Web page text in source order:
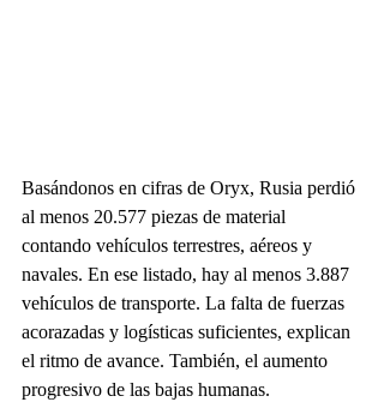
Basándonos en cifras de Oryx, Rusia perdió
al menos 20.577 piezas de material
contando vehículos terrestres, aéreos y
navales. En ese listado, hay al menos 3.887
vehículos de transporte. La falta de fuerzas
acorazadas y logísticas suficientes, explican
el ritmo de avance. También, el aumento
progresivo de las bajas humanas.